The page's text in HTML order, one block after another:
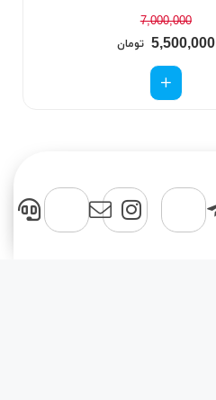
7,000,000
5,500,000 تومان